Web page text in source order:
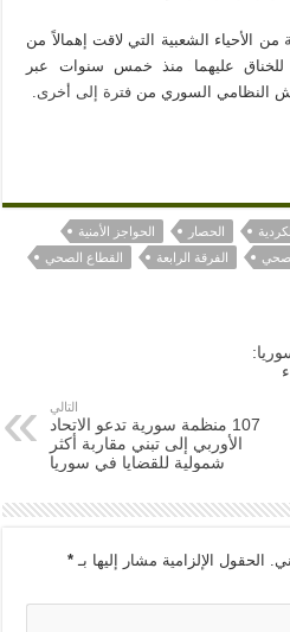
من الأحياء الشعبية التي لاقت إهمالاً من
للخناق عليهما منذ خمس سنوات عبر
النظامي السوري منفترة إلى أخرى
الحصار
الحواجز الأمنية
الفرقة الرابعة
القطاع الصحي
التالي
107 منظمة سورية تدعو الاتحاد
الأوربي إلى تبني مقاربة أكثر
شمولية للقضايا في سوريا
الحقول الإلزامية مشار إليها بـ*